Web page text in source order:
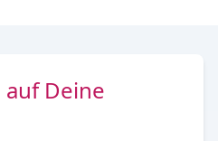
Deine